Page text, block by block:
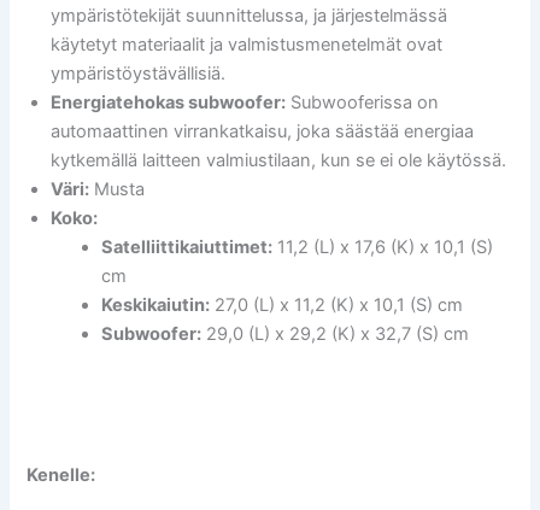
ympäristötekijät suunnittelussa, ja järjestelmässä
käytetyt materiaalit ja valmistusmenetelmät ovat
ympäristöystävällisiä.
Energiatehokas subwoofer: Subwooferissa on
automaattinen virrankatkaisu, joka säästää energiaa
kytkemällä laitteen valmiustilaan, kun se ei ole käytössä.
Väri: Musta
Koko:
Satelliittikaiuttimet: 11,2 (L) x 17,6 (K) x 10,1 (S)
cm
Keskikaiutin: 27,0 (L) x 11,2 (K) x 10,1 (S) cm
Subwoofer: 29,0 (L) x 29,2 (K) x 32,7 (S) cm
Kenelle: